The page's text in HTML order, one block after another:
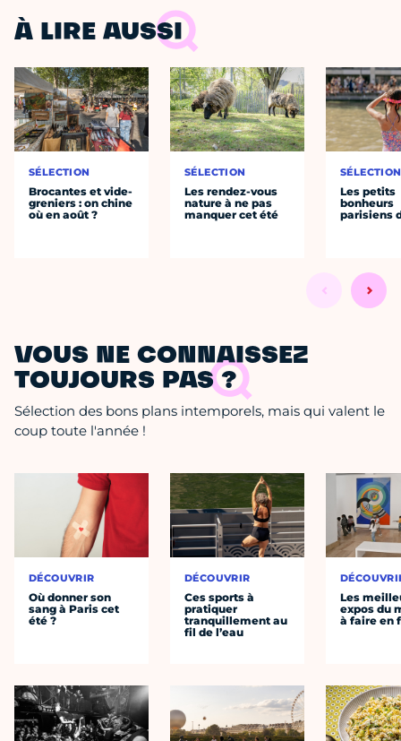
À LIRE AUSSI
SÉLECTION
Brocantes et vide-
greniers : on chine
où en août ?
SÉLECTION
Les rendez-vous
nature à ne pas
manquer cet été
SÉLECTION
Les petits
bonheurs
parisiens
VOUS NE CONNAISSEZ
TOUJOURS PAS ?
Sélection des bons plans intemporels, mais qui valent le
coup toute l'année !
DÉCOUVRIR
Où donner son
sang à Paris cet
été ?
DÉCOUVRIR
Ces sports à
pratiquer
tranquillement au
fil de l’eau
Les
expos du
à faire en